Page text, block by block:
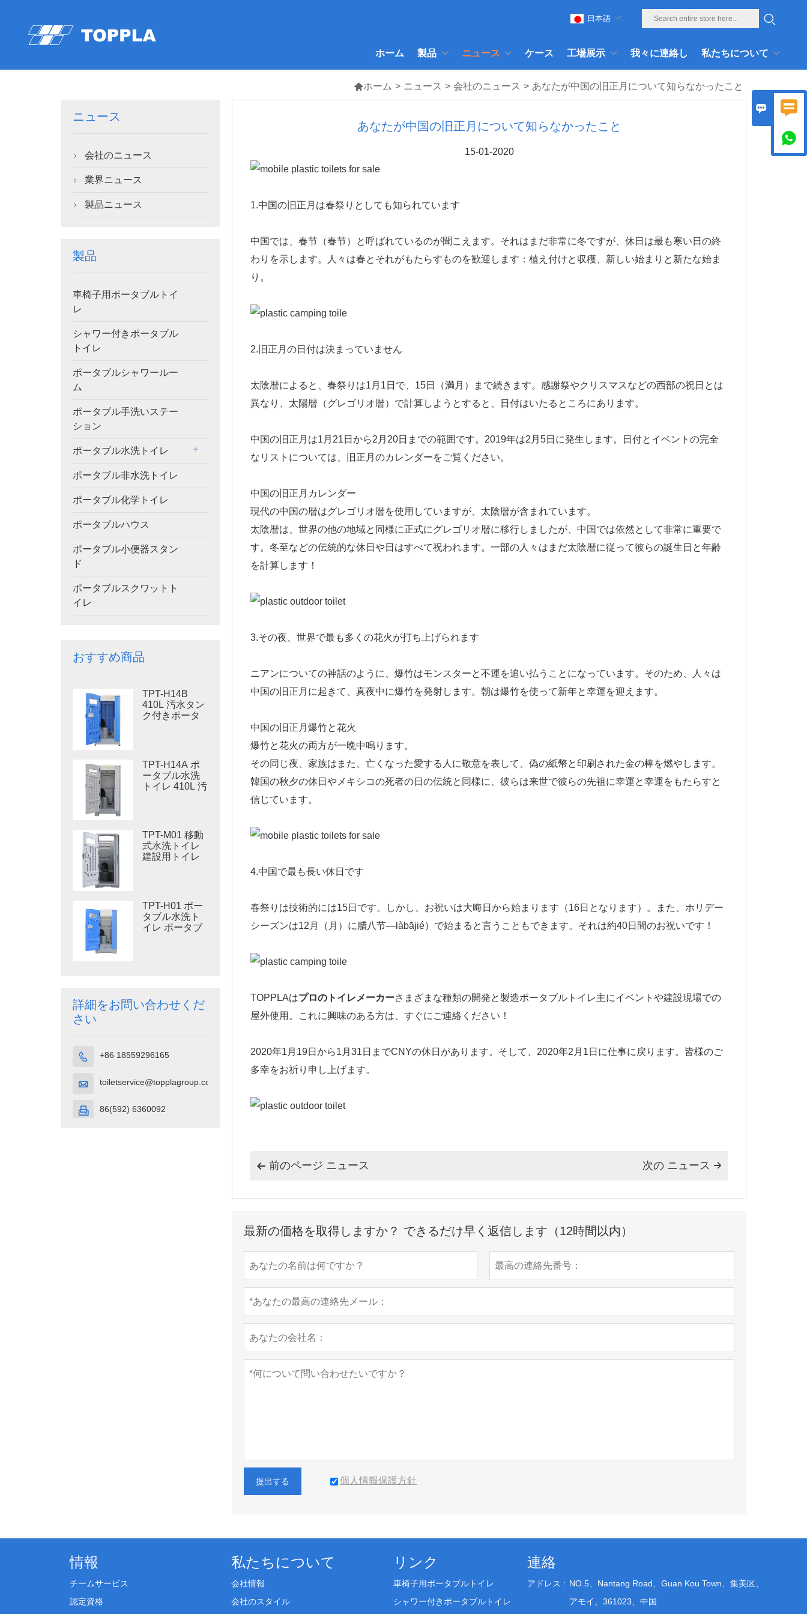
ホーム 製品 ニュース ケース 工場展示 我々に連絡し 私たちについて
日本語
ホーム > ニュース > 会社のニュース > あなたが中国の旧正月について知らなかったこと
ニュース
 会社のニュース
 業界ニュース
 製品ニュース
製品
車椅子用ポータブルトイ
レ
シャワー付きポータブル
トイレ
ポータブルシャワールー
ム
ポータブル手洗いステー
ション
ポータブル水洗トイレ
ポータブル非水洗トイレ
ポータブル化学トイレ
ポータブルハウス
ポータブル小便器スタン
ド
ポータブルスクワットト
イレ
おすすめ商品
TPT-H14B
410L 汚水タン
ク付きポータ
タブルトイレ
現場トイレ
TPT-H14A ポ
ータブル水洗
トイレ 410L 汚
TPT-M01 移動
式水洗トイレ
建設用トイレ
TPT-H01 ポー
タブル水洗ト
イレ ポータブ
詳細をお問い合わせくだ
さい
 +86 18559296165
 toiletservice@topplagroup.com
 86(592) 6360092
あなたが中国の旧正月について知らなかったこと
15-01-2020
1.中国の旧正月は春祭りとしても知られています
中国では、春节（春节）と呼ばれているのが聞こえます。それはまだ非常に冬ですが、休日は最も寒い日の終
わりを示します。人々は春とそれがもたらすものを歓迎します：植え付けと収穫、新しい始まりと新たな始ま
り。
2.旧正月の日付は決まっていません
太陰暦によると、春祭りは1月1日で、15日（満月）まで続きます。感謝祭やクリスマスなどの西部の祝日とは
異なり、太陽暦（グレゴリオ暦）で計算しようとすると、日付はいたるところにあります。
中国の旧正月は1月21日から2月20日までの範囲です。2019年は2月5日に発生します。日付とイベントの完全
なリストについては、旧正月のカレンダーをご覧ください。
中国の旧正月カレンダー
現代の中国の暦はグレゴリオ暦を使用していますが、太陰暦が含まれています。
太陰暦は、世界の他の地域と同様に正式にグレゴリオ暦に移行しましたが、中国では依然として非常に重要で
す。冬至などの伝統的な休日や日はすべて祝われます。一部の人々はまだ太陰暦に従って彼らの誕生日と年齢
を計算します！
3.その夜、世界で最も多くの花火が打ち上げられます
ニアンについての神話のように、爆竹はモンスターと不運を追い払うことになっています。そのため、人々は
中国の旧正月に起きて、真夜中に爆竹を発射します。朝は爆竹を使って新年と幸運を迎えます。
中国の旧正月爆竹と花火
爆竹と花火の両方が一晩中鳴ります。
その同じ夜、家族はまた、亡くなった愛する人に敬意を表して、偽の紙幣と印刷された金の棒を燃やします。
韓国の秋夕の休日やメキシコの死者の日の伝統と同様に、彼らは来世で彼らの先祖に幸運と幸運をもたらすと
信じています。
4.中国で最も長い休日です
春祭りは技術的には15日です。しかし、お祝いは大晦日から始まります（16日となります）。また、ホリデー
シーズンは12月（月）に腊八节—làbājié）で始まると言うこともできます。それは約40日間のお祝いです！
TOPPLAはプロのトイレメーカーさまざまな種類の開発と製造ポータブルトイレ主にイベントや建設現場での
屋外使用。これに興味のある方は、すぐにご連絡ください！
2020年1月19日から1月31日までCNYの休日があります。そして、2020年2月1日に仕事に戻ります。皆様のご
多幸をお祈り申し上げます。
 前のページ ニュース 
次の ニュース
最新の価格を取得しますか？ できるだけ早く返信します（12時間以内）
提出する 個人情報保護方針
連絡
アドレス : NO.5、Nantang Road、Guan Kou Town、集美区、
アモイ、361023、中国
情報
チームサービス
認定資格
私たちについて
会社情報
会社のスタイル
リンク
車椅子用ポータブルトイレ
シャワー付きポータブルトイレ
 
